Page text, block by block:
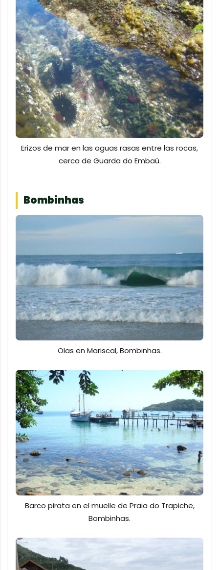
Erizos de mar en las aguas rasas entre las rocas,
cerca de Guarda do Embaú.
Bombinhas
Olas en Mariscal, Bombinhas.
Barco pirata en el muelle de Praia do Trapiche,
Bombinhas.